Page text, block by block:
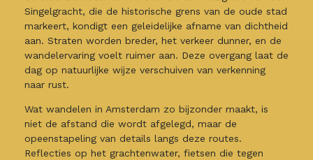
Singelgracht, die de historische grens van de oude stad
markeert, kondigt een geleidelijke afname van dichtheid
aan. Straten worden breder, het verkeer dunner, en de
wandelervaring voelt ruimer aan. Deze overgang laat de
dag op natuurlijke wijze verschuiven van verkenning
naar rust.
Wat wandelen in Amsterdam zo bijzonder maakt, is
niet de afstand die wordt afgelegd, maar de
opeenstapeling van details langs deze routes.
Reflecties op het grachtenwater, fietsen die tegen